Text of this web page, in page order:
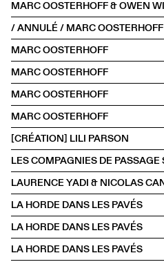
MARC OOSTERHOFF & OWEN
MARC OOSTERHOFF
MARC OOSTERHOFF
MARC OOSTERHOFF
MARC OOSTERHOFF
[CRÉATION] LILI PARSON
LA HORDE DANS LES PAVÉS
LA HORDE DANS LES PAVÉS
LA HORDE DANS LES PAVÉS